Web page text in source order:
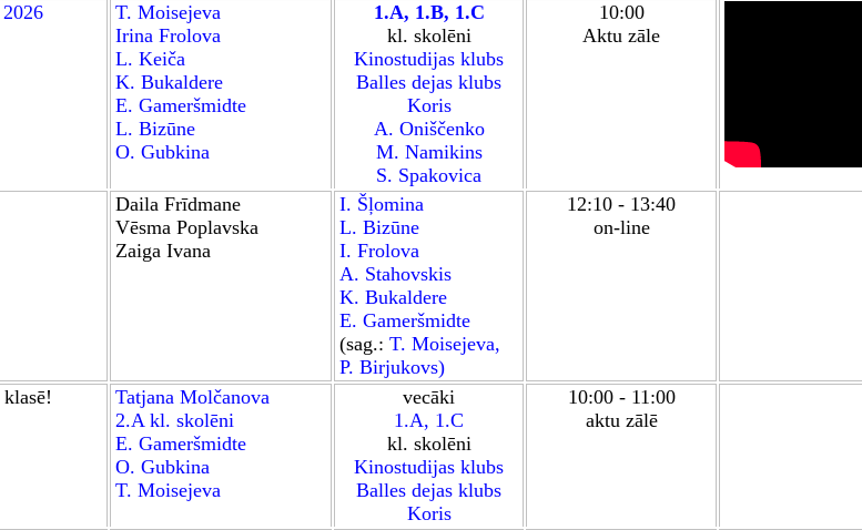
2026
T. Moisejeva
Irina Frolova
L. Keiča
K. Bukaldere
E. Gameršmidte
L. Bizūne
O. Gubkina
1.A, 1.B, 1.C
kl. skolēni
Kinostudijas klubs
Balles dejas klubs
Koris
A. Oniščenko
M. Namikins
S. Spakovica
10:00
Aktu zāle
Daila Frīdmane
Vēsma Poplavska
Zaiga Ivana
I. Šļomina
L. Bizūne
I. Frolova
A. Stahovskis
K. Bukaldere
E. Gameršmidte
(sag.: T. Moisejeva,
P. Birjukovs)
12:10 - 13:40
on-line
klasē!
Tatjana Molčanova
2.A kl. skolēni
E. Gameršmidte
O. Gubkina
T. Moisejeva
vecāki
1.A, 1.C
kl. skolēni
Kinostudijas klubs
Balles dejas klubs
Koris
10:00 - 11:00
aktu zālē